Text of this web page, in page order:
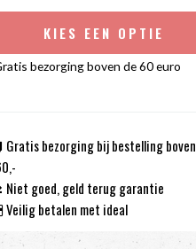
KIES EEN OPTIE
bezorging boven de 60 euro
Gratis bezorging bij bestelling boven
Niet goed, geld terug garantie
Veilig betalen met ideal